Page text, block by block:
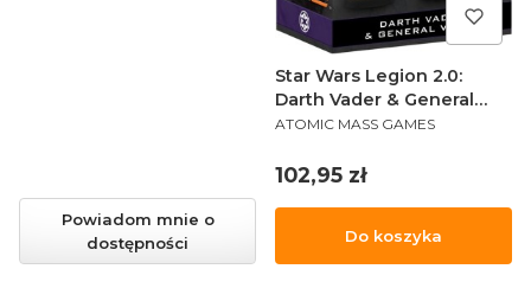
Powiadom mnie o
dostępności
Star Wars Legion 2.0:
Darth Vader & General
Veers
PRODUCENT
ATOMIC MASS GAMES
Cena
102,95 zł
Do koszyka